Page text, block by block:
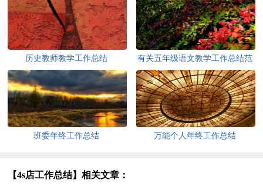
历史教师教学工作总结
有关五年级语文教学工作总结范
文
班委年终工作总结 万能个人年终工作总结
【4s店工作总结】相关文章：